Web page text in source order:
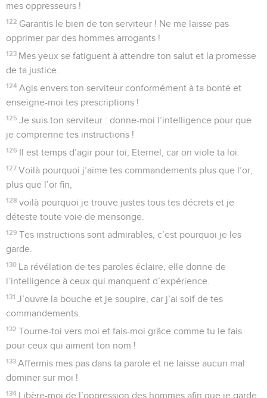
mes oppresseurs !
122 Garantis le bien de ton serviteur ! Ne me laisse pas
opprimer par des hommes arrogants !
123 Mes yeux se fatiguent à attendre ton salut et la promesse
de ta justice.
124 Agis envers ton serviteur conformément à ta bonté et
enseigne-moi tes prescriptions !
125 Je suis ton serviteur : donne-moi l’intelligence pour que
je comprenne tes instructions !
126 Il est temps d’agir pour toi, Eternel, car on viole ta loi.
127 Voilà pourquoi j’aime tes commandements plus que l’or,
plus que l’or fin,
128 voilà pourquoi je trouve justes tous tes décrets et je
déteste toute voie de mensonge.
129 Tes instructions sont admirables, c’est pourquoi je les
garde.
130 La révélation de tes paroles éclaire, elle donne de
l’intelligence à ceux qui manquent d’expérience.
131 J’ouvre la bouche et je soupire, car j’ai soif de tes
commandements.
132 Tourne-toi vers moi et fais-moi grâce comme tu le fais
pour ceux qui aiment ton nom !
133 Affermis mes pas dans ta parole et ne laisse aucun mal
dominer sur moi !
134 Libère-moi de l’oppression des hommes afin que je garde